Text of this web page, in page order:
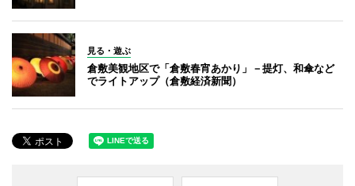
見る・遊ぶ
倉敷美観地区で「倉敷春宵あかり」－提灯、和傘など
でライトアップ（倉敷経済新聞）